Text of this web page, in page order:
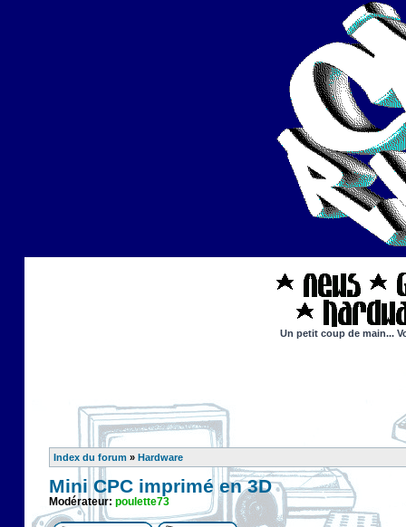
Un petit coup de main...
Index du forum » Hardware
Mini CPC imprimé en 3D
Modérateur: poulette73